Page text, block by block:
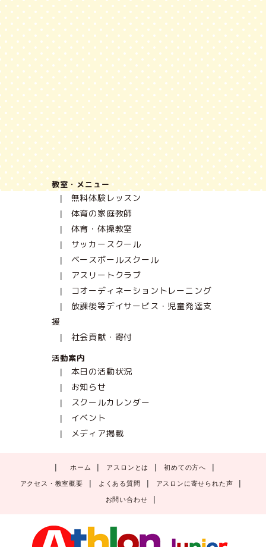
教室・メニュー
無料体験レッスン
体育の家庭教師
体育・体操教室
サッカースクール
ベースボールスクール
アスリートクラブ
コオーディネーショントレーニング
放課後等デイサービス・児童発達支
援
社会貢献・寄付
活動案内
本日の活動状況
お知らせ
スクールカレンダー
イベント
メディア掲載
ホーム アスロンとは 初めての方へ
アクセス・教室概要 よくある質問 アスロンに寄せられた声
お問い合わせ